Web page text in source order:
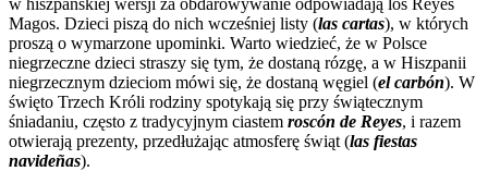
w hiszpańskiej wersji za obdarowywanie odpowiadają los Reyes
Magos. Dzieci piszą do nich wcześniej listy (las cartas), w których
proszą o wymarzone upominki. Warto wiedzieć, że w Polsce
niegrzeczne dzieci straszy się tym, że dostaną rózgę, a w Hiszpanii
niegrzecznym dzieciom mówi się, że dostaną węgiel (el carbón). W
święto Trzech Króli rodziny spotykają się przy świątecznym
śniadaniu, często z tradycyjnym ciastem roscón de Reyes, i razem
otwierają prezenty, przedłużając atmosferę świąt (las fiestas
navideñas).